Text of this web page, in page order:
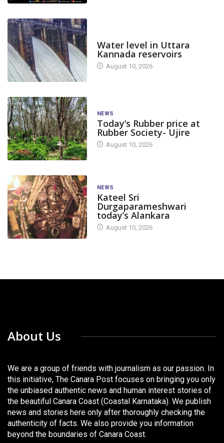
Water level in Uttara
Kannada reservoirs
August 10, 2026
NEWS
Today’s Rubber price at
Rubber Society- Ujire
August 10, 2026
NEWS
Kateel Sri
Durgaparameshwari
today’s Alankara
August 10, 2026
About Us
We are a group of friends with journalism as our passion. In
this initiative, The Canara Post focuses on bringing you only
the unbiased authentic news and human interest stories of
the beautiful Canara Coast (Coastal Karnataka). We publish
news and stories here only after thoroughly checking the
authenticity of facts. We also provide you information
beyond the boundaries of Canara Coast.